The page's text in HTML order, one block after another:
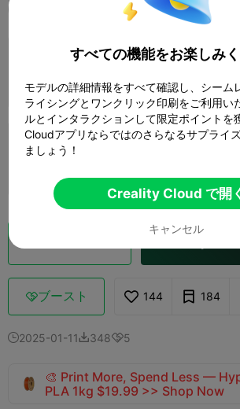
K2 Plus K2 Pro
0.2mm スタンダード
著者  01h 52m  2 プ
0.2mmレイヤー、2ウォー
ブースト 144 184
2025-01-113485
🎨 Print More, Spend Less —
PLA 1kg $19.99 >> Shop Now
すべての機能をお楽しみ
モデルの詳細情報をすべて確認し、シーム
ライシングとワンクリック印刷をご利用い
ルとインタラクションして限定ポイントを
Cloudアプリならではのさらなるサプライ
ましょう！
Creality Cloud で開
キャンセル